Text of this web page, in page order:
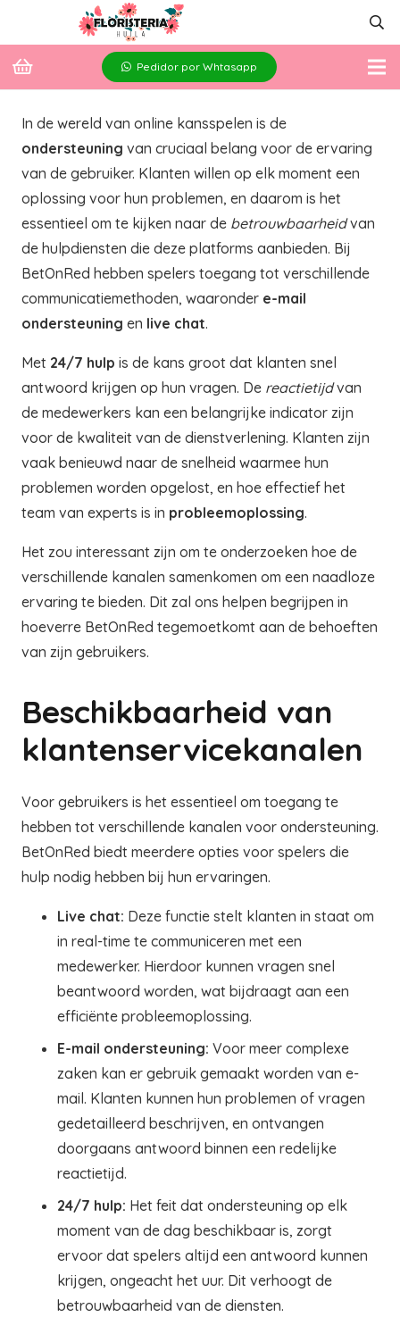
Pedidor por Whtasapp
In de wereld van online kansspelen is de
ondersteuning van cruciaal belang voor de ervaring
van de gebruiker. Klanten willen op elk moment een
oplossing voor hun problemen, en daarom is het
essentieel om te kijken naar de betrouwbaarheidvan
de hulpdiensten die deze platforms aanbieden. Bij
BetOnRed hebben spelers toegang tot verschillende
communicatiemethoden, waaronder e-mail
ondersteuning en live chat.
Met 24/7 hulp is de kans groot dat klanten snel
antwoord krijgen op hun vragen. De reactietijdvan
de medewerkers kan een belangrijke indicator zijn
voor de kwaliteit van de dienstverlening. Klanten zijn
vaak benieuwd naar de snelheid waarmee hun
problemen worden opgelost, en hoe effectief het
team van experts is in probleemoplossing.
Het zou interessant zijn om te onderzoeken hoe de
verschillende kanalen samenkomen om een naadloze
ervaring te bieden. Dit zal ons helpen begrijpen in
hoeverre BetOnRed tegemoetkomt aan de behoeften
van zijn gebruikers.
Beschikbaarheid van
klantenservicekanalen
Voor gebruikers is het essentieel om toegang te
hebben tot verschillende kanalen voor ondersteuning.
BetOnRed biedt meerdere opties voor spelers die
hulp nodig hebben bij hun ervaringen.
Live chat: Deze functie stelt klanten in staat om
in real-time te communiceren met een
medewerker. Hierdoor kunnen vragen snel
beantwoord worden, wat bijdraagt aan een
efficiënte probleemoplossing.
E-mail ondersteuning: Voor meer complexe
zaken kan er gebruik gemaakt worden van e-
mail. Klanten kunnen hun problemen of vragen
gedetailleerd beschrijven, en ontvangen
doorgaans antwoord binnen een redelijke
reactietijd.
24/7 hulp: Het feit dat ondersteuning op elk
moment van de dag beschikbaar is, zorgt
ervoor dat spelers altijd een antwoord kunnen
krijgen, ongeacht het uur. Dit verhoogt de
betrouwbaarheid van de diensten.